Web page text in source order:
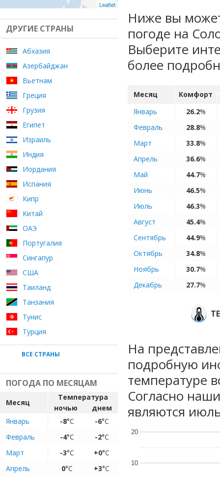
Leaflet
ДРУГИЕ СТРАНЫ
Абхазия
Азербайджан
Вьетнам
Греция
Грузия
Египет
Израиль
Индия
Иордания
Испания
Кипр
Китай
ОАЭ
Португалия
Сингапур
США
Таиланд
Танзания
Тунис
Турция
ВСЕ СТРАНЫ
ПОГОДА ПО МЕСЯЦАМ
Месяц
Температура
ночью
днем
Январь
-8°C -6°C
Февраль
-4°C -2°C
Март
-3°C +0°C
Апрель
0°C +3°C
Ниже вы
погоде на
Выберите
более
Месяц
Комфорт
Январь
26.2%
Февраль
28.8%
Март
33.8%
Апрель
36.6%
Май
44.7%
Июнь
46.5%
Июль
46.3%
Август
45.4%
Сентябрь
44.9%
Октябрь
34.8%
Ноябрь
30.7%
Декабрь
27.7%
На
подробную
температуре
Согласно
являются
10
20